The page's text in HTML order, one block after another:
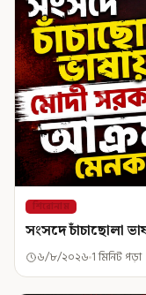
শিরোনাম
সংসদে চাঁচাছোলা
৬/৮/২০২৬ 1 মিনিট পড়া